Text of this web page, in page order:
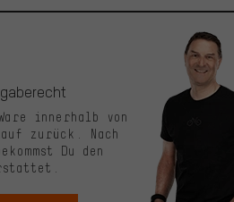
innerhalb von
zurück. Nach
Du den